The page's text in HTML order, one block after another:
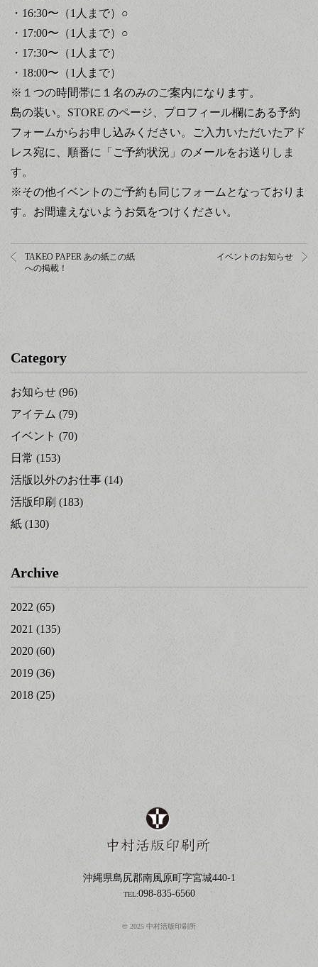
・16:30〜（1人まで）○
・17:00〜（1人まで）○
・17:30〜（1人まで）
・18:00〜（1人まで）
※１つの時間帯に１名のみのご案内になります。
島の装い。STORE のページ、プロフィール欄にある予約
フォームからお申し込みください。ご入力いただいたアド
レス宛に、順番に「ご予約状況」のメールをお送りしま
す。
※その他イベントのご予約も同じフォームとなっておりま
す。お間違えないようお気をつけください。
TAKEO PAPER あの紙この紙
への掲載！
イベントのお知らせ
Category
お知らせ (96)
アイテム (79)
イベント (70)
日常 (153)
活版以外のお仕事 (14)
活版印刷 (183)
紙 (130)
Archive
2022 (65)
2021 (135)
2020 (60)
2019 (36)
2018 (25)
沖縄県島尻郡南風原町字宮城440-1
TEL:098-835-6560
© 2025 中村活版印刷所